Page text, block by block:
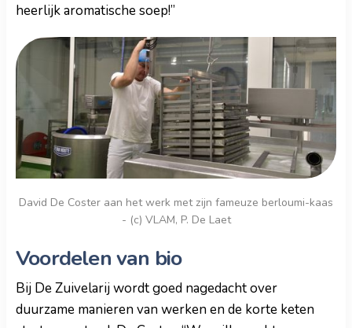
heerlijk aromatische soep!”
David De Coster aan het werk met zijn fameuze berloumi-kaas
- (c) VLAM, P. De Laet
Voordelen van bio
Bij De Zuivelarij wordt goed nagedacht over
duurzame manieren van werken en de korte keten